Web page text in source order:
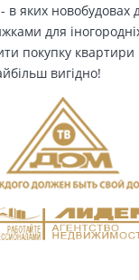
в яких новобудовах
для
покупку квартири
вигідно!